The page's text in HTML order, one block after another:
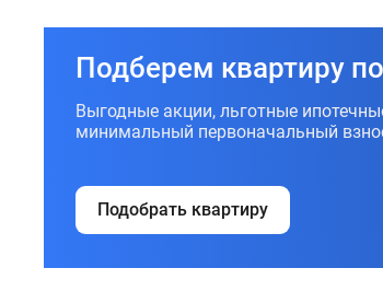
Подберем квартиру
Выгодные акции, льготные
минимальный первоначальный
Подобрать квартиру